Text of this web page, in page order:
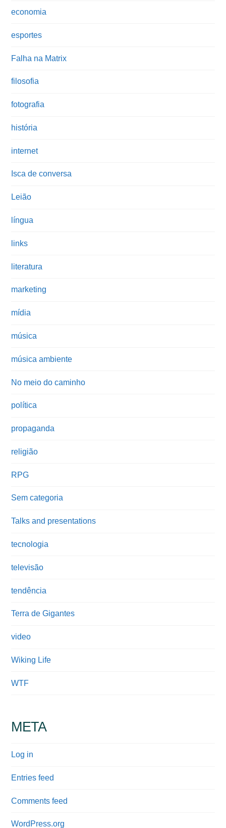
economia
esportes
Falha na Matrix
filosofia
fotografia
história
internet
Isca de conversa
Leião
língua
links
literatura
marketing
mídia
música
música ambiente
No meio do caminho
política
propaganda
religião
RPG
Sem categoria
Talks and presentations
tecnologia
televisão
tendência
Terra de Gigantes
video
Wiking Life
WTF
META
Log in
Entries feed
Comments feed
WordPress.org